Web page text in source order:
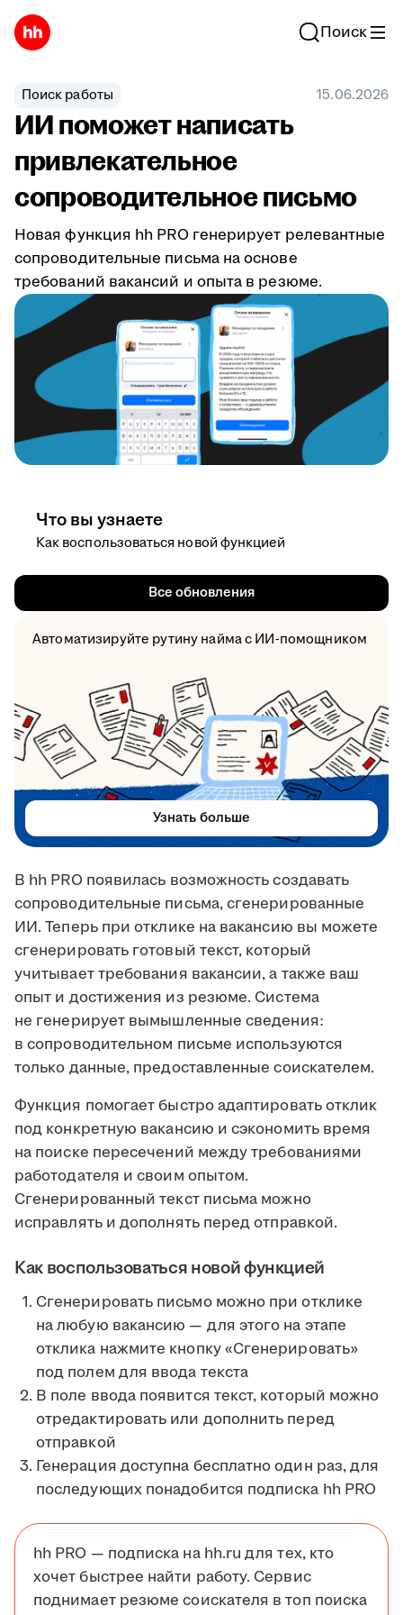
Поиск
Поиск работы 15.06.2026
ИИ поможет написать
привлекательное
сопроводительное письмо
Новая функция hh PRO генерирует релевантные
сопроводительные письма на основе
требований вакансий и опыта в резюме.
В hh PRO появилась возможность создавать
сопроводительные письма, сгенерированные
ИИ. Теперь при отклике на вакансию вы можете
сгенерировать готовый текст, который
учитывает требования вакансии, а также ваш
опыт и достижения из резюме. Система
не генерирует вымышленные сведения:
в сопроводительном письме используются
только данные, предоставленные соискателем.
Функция помогает быстро адаптировать отклик
под конкретную вакансию и сэкономить время
на поиске пересечений между требованиями
работодателя и своим опытом.
Сгенерированный текст письма можно
исправлять и дополнять перед отправкой.
Как воспользоваться новой функцией
Сгенерировать письмо можно при отклике
на любую вакансию — для этого на этапе
отклика нажмите кнопку «Сгенерировать»
под полем для ввода текста
В поле ввода появится текст, который можно
отредактировать или дополнить перед
отправкой
Генерация доступна бесплатно один раз, для
последующих понадобится подписка hh PRO
hh PRO — подписка на hh.ru для тех, кто
хочет быстрее найти работу. Сервис
поднимает резюме соискателя в топ поиска
Что вы узнаете
Как воспользоваться новой функцией
Все обновления
Автоматизируйте рутину найма с ИИ-помощником
Узнать больше